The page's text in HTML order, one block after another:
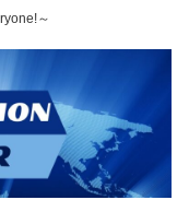
～